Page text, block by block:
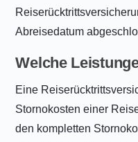
Abreisedatum
Welche
Eine
Stornokosten einer
den kompletten